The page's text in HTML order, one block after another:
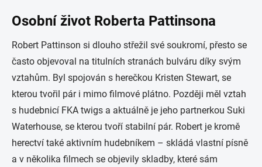
Osobní život Roberta Pattinsona
Robert Pattinson si dlouho střežil své soukromí, přesto se
často objevoval na titulních stranách bulváru díky svým
vztahům. Byl spojován s herečkou Kristen Stewart, se
kterou tvořil pár i mimo filmové plátno. Později měl vztah
s hudebnicí FKA twigs a aktuálně je jeho partnerkou Suki
Waterhouse, se kterou tvoří stabilní pár. Robert je kromě
herectví také aktivním hudebníkem – skládá vlastní písně
a v několika filmech se objevily skladby, které sám